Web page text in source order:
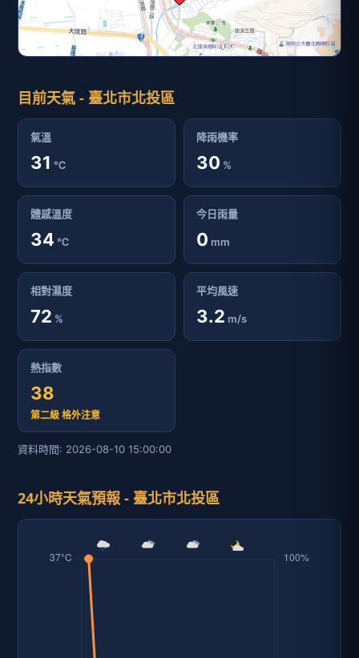
目前天氣 - 臺北市北投區
氣溫
31 ℃
降雨機率
30 %
體感溫度
34 ℃
今日雨量
0 mm
相對濕度
72 %
平均風速
3.2 m/s
熱指數
38
第二級 格外注意
資料時間: 2026-08-10 15:00:00
24小時天氣預報 - 臺北市北投區